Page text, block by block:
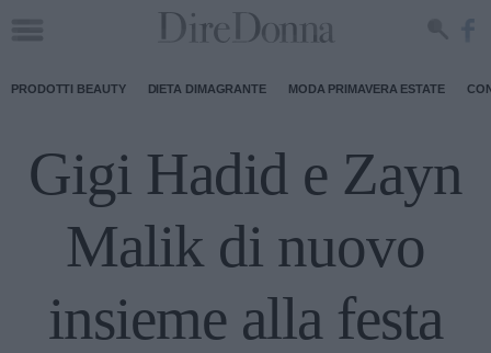
PRODOTTI BEAUTY DIETA DIMAGRANTE MODA PRIMAVERA ESTATE
Gigi Hadid e Zayn
Malik di nuovo
insieme alla festa